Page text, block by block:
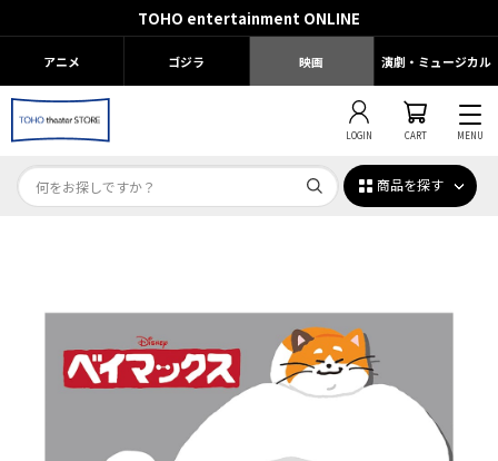
TOHO entertainment ONLINE
アニメ ゴジラ 映画 演劇・ミュージカル
LOGIN CART MENU
商品を探す